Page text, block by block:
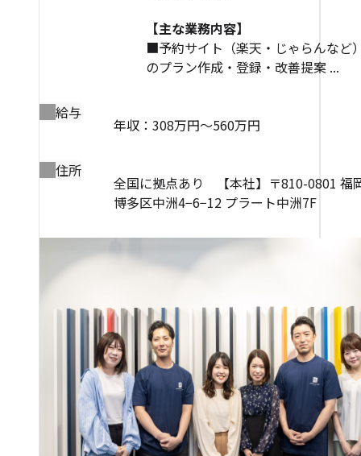
【主な業務内容】
■予約サイト（楽天・じゃらんなど
のプラン作成・登録・改善提案 ...
給与
年収：308万円～560万円
住所
全国に拠点あり 【本社】〒810-0801 福
博多区中洲4−6−12 プラート中洲7F